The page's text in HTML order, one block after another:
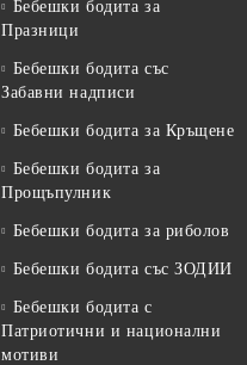
Бебешки бодита за
Празници
Бебешки бодита със
Забавни надписи
Бебешки бодита за Кръщене
Бебешки бодита за
Прощъпулник
Бебешки бодита за риболов
Бебешки бодита със ЗОДИИ
Бебешки бодита с
Патриотични и национални
мотиви